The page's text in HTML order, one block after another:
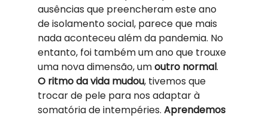
ausências que preencheram este ano
de isolamento social, parece que mais
nada aconteceu além da pandemia. No
entanto, foi também um ano que trouxe
uma nova dimensão, um outro normal.
O ritmo da vida mudou, tivemos que
trocar de pele para nos adaptar à
somatória de intempéries. Aprendemos